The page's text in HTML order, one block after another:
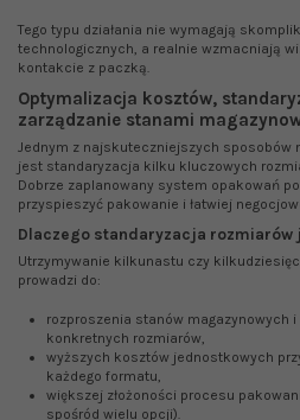
Tego typu działania nie wymagają
technologicznych, a realnie wzmacniają
kontakcie z paczką.
Optymalizacja kosztów,
zarządzanie stanami
Jednym z najskuteczniejszych sposobów
jest standaryzacja kilku kluczowych
Dobrze zaplanowany system opakowań
przyspieszyć pakowanie i łatwiej
Dlaczego standaryzacja rozmiarów
Utrzymywanie kilkunastu czy
prowadzi do:
rozproszenia stanów magazynowych
konkretnych rozmiarów,
wyższych kosztów jednostkowych
każdego formatu,
większej złożoności procesu
spośród wielu opcji).